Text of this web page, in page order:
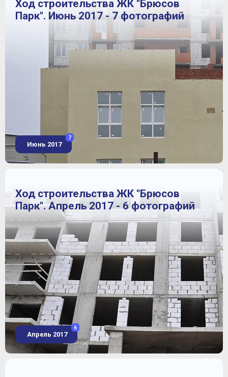
Ход строительства ЖК "Брюсов
Парк". Июнь 2017 - 7 фотографий
Июнь 2017
7
Ход строительства ЖК "Брюсов
Парк". Апрель 2017 - 6 фотографий
Апрель 2017
6